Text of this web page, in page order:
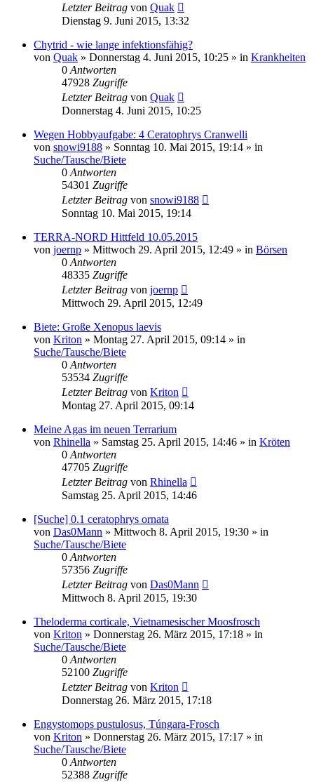
Letzter Beitrag von Quak
Dienstag 9. Juni 2015, 13:32
Chytrid - wie lange infektionsfähig?
von Quak » Donnerstag 4. Juni 2015, 10:25 » in Krankheiten
0 Antworten
47928 Zugriffe
Letzter Beitrag von Quak
Donnerstag 4. Juni 2015, 10:25
Wegen Hobbyaufgabe: 4 Ceratophrys Cranwelli
von snowi9188 » Sonntag 10. Mai 2015, 19:14 » in
Suche/Tausche/Biete
0 Antworten
54301 Zugriffe
Letzter Beitrag von snowi9188
Sonntag 10. Mai 2015, 19:14
TERRA-NORD Hittfeld 10.05.2015
von joernp » Mittwoch 29. April 2015, 12:49 » in Börsen
0 Antworten
48335 Zugriffe
Letzter Beitrag von joernp
Mittwoch 29. April 2015, 12:49
Biete: Große Xenopus laevis
von Kriton » Montag 27. April 2015, 09:14 » in
Suche/Tausche/Biete
0 Antworten
53534 Zugriffe
Letzter Beitrag von Kriton
Montag 27. April 2015, 09:14
Meine Agas im neuen Terrarium
von Rhinella » Samstag 25. April 2015, 14:46 » in Kröten
0 Antworten
47705 Zugriffe
Letzter Beitrag von Rhinella
Samstag 25. April 2015, 14:46
[Suche] 0.1 ceratophrys ornata
von Das0Mann » Mittwoch 8. April 2015, 19:30 » in
Suche/Tausche/Biete
0 Antworten
57356 Zugriffe
Letzter Beitrag von Das0Mann
Mittwoch 8. April 2015, 19:30
Theloderma corticale, Vietnamesischer Moosfrosch
von Kriton » Donnerstag 26. März 2015, 17:18 » in
Suche/Tausche/Biete
0 Antworten
52100 Zugriffe
Letzter Beitrag von Kriton
Donnerstag 26. März 2015, 17:18
Engystomops pustulosus, Túngara-Frosch
von Kriton » Donnerstag 26. März 2015, 17:17 » in
Suche/Tausche/Biete
0 Antworten
52388 Zugriffe